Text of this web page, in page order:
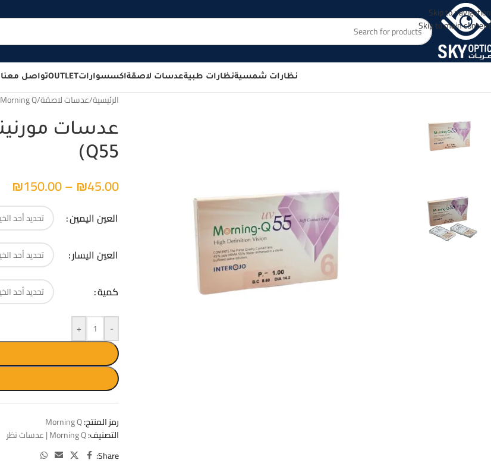
Skip to navigation
Skip to main content
نظارات شمسيةنظارات طبيةعدسات لاصقةاكسسوارات OUTLETتواصل معنا
الرئيسية/عدسات لاصقة/Morning Q | عدسات نظر
Q55)
₪45.00
–
₪150.00
العين اليمين
العين اليسار
كمية
-
+
رمز المنتج:Morning Q
التصنيف:Morning Q | عدسات نظر
Share: